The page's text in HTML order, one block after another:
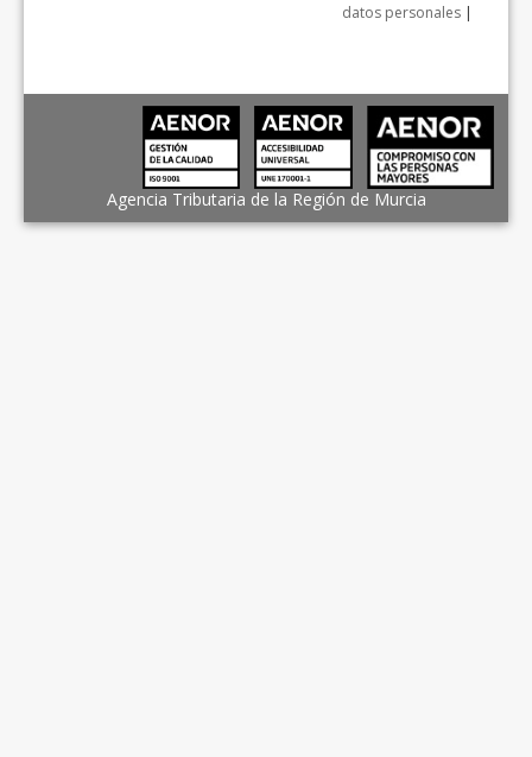
datos personales |
Agencia Tributaria de la Región de Murcia